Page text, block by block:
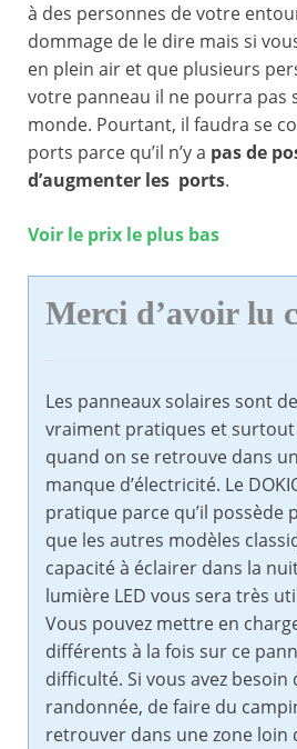
à des personnes de votre
dommage de le dire mais si
en plein air et que plusieurs
votre panneau il ne pourra pas
monde. Pourtant, il faudra se
ports parce qu’il n’y a pas de
d’augmenter les ports.
Voir le prix le plus bas
Merci d’avoir lu
Les panneaux solaires sont
vraiment pratiques et
quand on se retrouve dans
manque d’électricité. Le
pratique parce qu’il possède
que les autres modèles
capacité à éclairer dans la
lumière LED vous sera très
Vous pouvez mettre en
différents à la fois sur ce
difficulté. Si vous avez besoin
randonnée, de faire du
retrouver dans une zone loin